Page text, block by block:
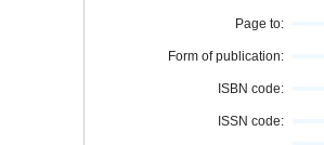
Page to:
Form of publication:
ISBN code:
ISSN code: